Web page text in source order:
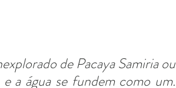
de Pacaya Samiria ou
a água se fundem como um.